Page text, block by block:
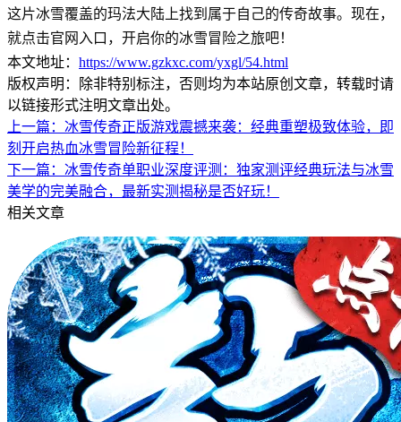
这片冰雪覆盖的玛法大陆上找到属于自己的传奇故事。现在，
就点击官网入口，开启你的冰雪冒险之旅吧！
本文地址： https://www.gzkxc.com/yxgl/54.html
版权声明：除非特别标注，否则均为本站原创文章，转载时请
以链接形式注明文章出处。
上一篇： 冰雪传奇正版游戏震撼来袭：经典重塑极致体验，即
刻开启热血冰雪冒险新征程！
下一篇： 冰雪传奇单职业深度评测：独家测评经典玩法与冰雪
美学的完美融合，最新实测揭秘是否好玩！
相关文章